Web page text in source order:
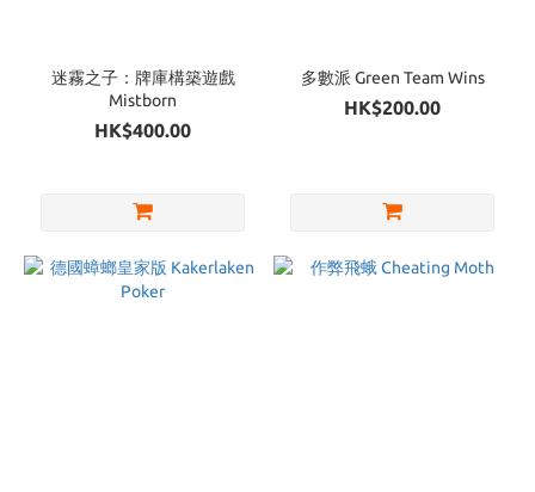
迷霧之子：牌庫構築遊戲
Mistborn
HK$400.00
多數派 Green Team Wins
HK$200.00